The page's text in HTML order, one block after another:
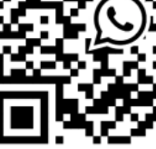
Scuola
in
- Fiano
in
ore 20.30 -